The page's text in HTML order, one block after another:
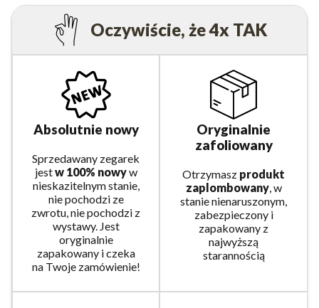
Oczywiście, że 4x TAK
Absolutnie nowy
Sprzedawany zegarek
jestw 100% nowyw
nieskazitelnym stanie,
nie pochodzi ze
zwrotu, nie pochodzi z
wystawy. Jest
oryginalnie
zapakowany i czeka
na Twoje zamówienie!
Oryginalnie
zafoliowany
Otrzymasz produkt
zaplombowany, w
stanie nienaruszonym,
zabezpieczony i
zapakowany z
najwyższą
starannością